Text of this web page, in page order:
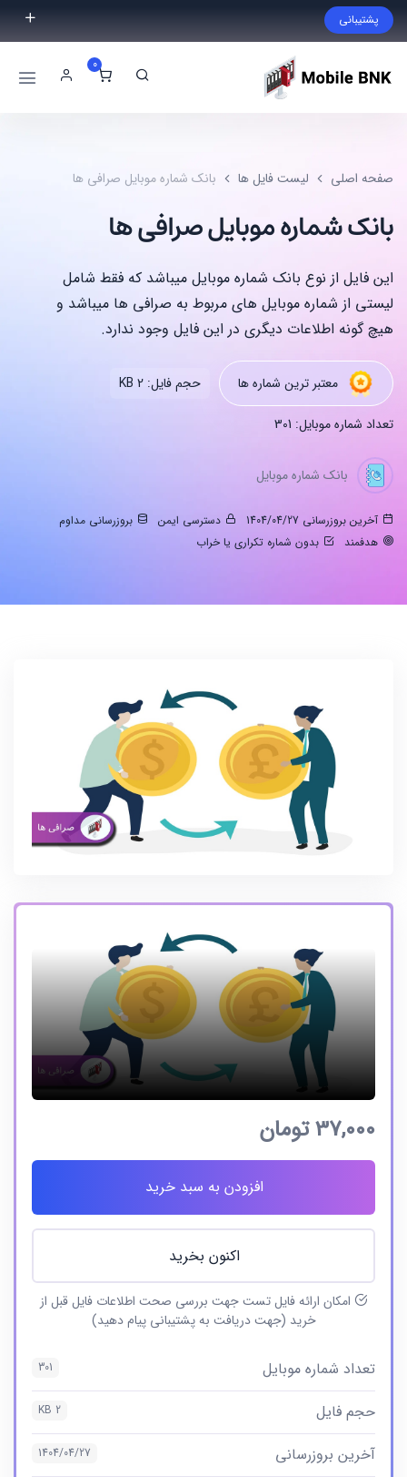
پشتیبانی
فایل مورد نظر خود را پیدا نکردید؟ با ما تماس بگیرید.
09999868721
0
صفحه اصلی لیست فایل ها بانک شماره موبایل صرافی ها
بانک شماره موبایل صرافی ها
این فایل از نوع بانک شماره موبایل میباشد که فقط شامل
لیستی از شماره موبایل های مربوط به صرافی ها میباشد و
هیچ گونه اطلاعات دیگری در این فایل وجود ندارد.
معتبر ترین شماره ها حجم فایل: 2 KB
تعداد شماره موبایل: 301
بانک شماره موبایل
آخرین بروزرسانی 1404/04/27 دسترسی ایمن
بروزرسانی مداوم
هدفمند
بدون شماره تکراری یا خراب
37,000تومان
افزودن به سبد خرید
اکنون بخرید
امکان ارائه فایل تست جهت بررسی صحت اطلاعات فایل قبل از
خرید (جهت دریافت به پشتیبانی پیام دهید)
تعداد شماره موبایل 301
حجم فایل 2 KB
آخرین بروزرسانی 1404/04/27